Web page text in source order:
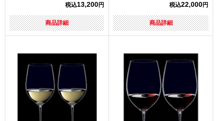
税込13,200円
商品詳細
税込22,000円
商品詳細